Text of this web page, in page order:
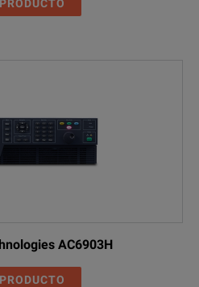
AC6903H